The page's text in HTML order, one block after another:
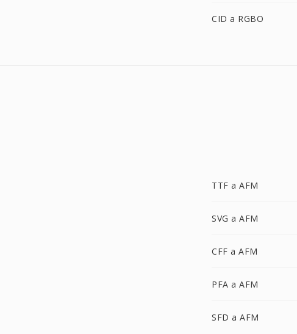
CID a RGBO
TTF a AFM
SVG a AFM
CFF a AFM
PFA a AFM
SFD a AFM